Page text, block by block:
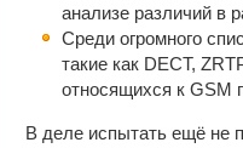
анализе различий в
Среди огромного
такие как DECT,
относящихся к GSM
В деле испытать ещё не